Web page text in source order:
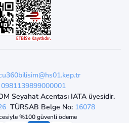
0981139899000001
Seyahat Acentası IATA üyesidir.
TÜRSAB Belge No: 16078
%100 güvenli ödeme